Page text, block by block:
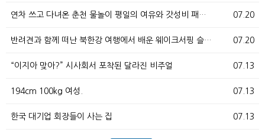
07.20
연차 쓰고 다녀온 춘천 물놀이 평일의 여유와 갓성비 패…
07.20
반려견과 함께 떠난 북한강 여행에서 배운 웨이크서핑 슬…
07.13
“이지아 맞아?” 시사회서 포착된 달라진 비주얼
07.13
194cm 100kg 여성.
07.13
한국 대기업 회장들이 사는 집